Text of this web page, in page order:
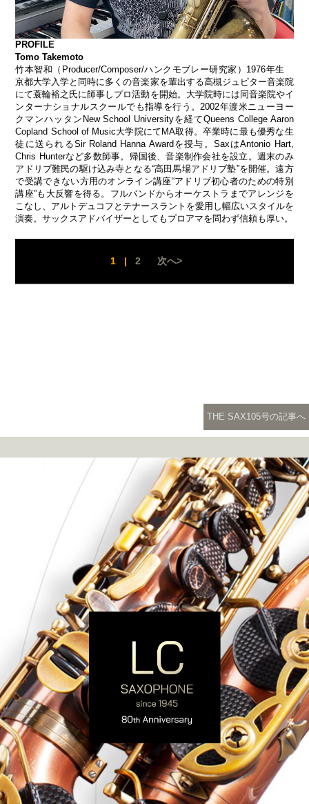
PROFILE
Tomo Takemoto
竹本智和（Producer/Composer/ハンクモブレー研究家）1976年生
京都大学入学と同時に多くの音楽家を輩出する高槻ジュピター音楽院
にて蓑輪裕之氏に師事しプロ活動を開始。大学院時には同音楽院やイ
ンターナショナルスクールでも指導を行う。2002年渡米ニューヨー
クマンハッタンNew School Universityを経てQueens College Aaron
Copland School of Music大学院にてMA取得。卒業時に最も優秀な生
徒に送られるSir Roland Hanna Awardを授与。SaxはAntonio Hart,
Chris Hunterなど多数師事。帰国後、音楽制作会社を設立。週末のみ
アドリブ難民の駆け込み寺となる“高田馬場アドリブ塾”を開催。遠方
で受講できない方用のオンライン講座“アドリブ初心者のための特別
講座”も大反響を得る。フルバンドからオーケストラまでアレンジを
こなし、アルトデュコフとテナースラントを愛用し幅広いスタイルを
演奏。サックスアドバイザーとしてもプロアマを問わず信頼も厚い。
1 | 2 次へ>
THE SAX105号の記事へ